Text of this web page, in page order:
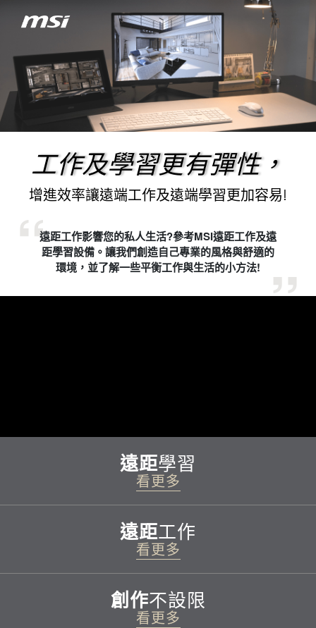
工作及學習更有彈性，
增進效率讓遠端工作及遠端學習更加容易!
遠距工作影響您的私人生活?參考MSI遠距工作及遠
距學習設備。讓我們創造自己專業的風格與舒適的
環境，並了解一些平衡工作與生活的小方法!
遠距學習
看更多
遠距工作
看更多
創作不設限
看更多